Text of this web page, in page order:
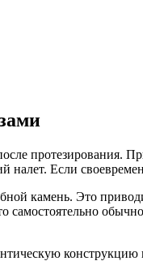
протезирования.
налет. Если
камень. Это
самостоятельно
конструкцию